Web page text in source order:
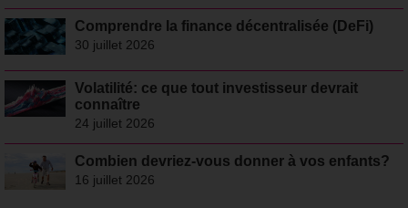
Comprendre la finance décentralisée (DeFi)
30 juillet 2026
Volatilité: ce que tout investisseur devrait
connaître
24 juillet 2026
Combien devriez-vous donner à vos enfants?
16 juillet 2026